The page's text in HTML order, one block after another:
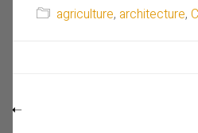
agriculture, architecture,